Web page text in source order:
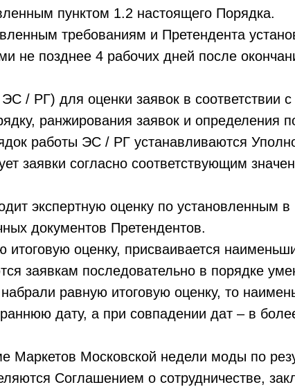
пунктом 1.2 настоящего Порядка.
требованиям и Претендента
не позднее 4 рабочих дней после
ЭС / РГ) для оценки заявок в соответствии
ранжирования заявок и определения
работы ЭС / РГ устанавливаются
заявки согласно соответствующим
экспертную оценку по установленным
документов Претендентов.
оценку, присваивается
заявкам последовательно в порядке
равную итоговую оценку, то
дату, а при совпадении дат – в
Маркетов Московской недели моды по
Соглашением о сотрудничестве,